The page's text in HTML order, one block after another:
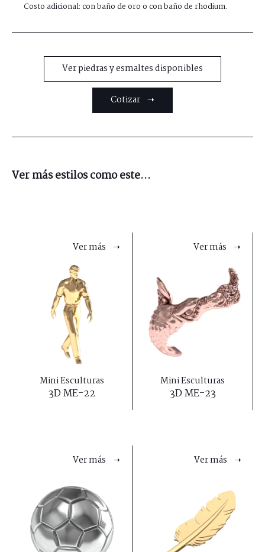
Costo adicional: con baño de oro o con baño de rhodium.
Ver piedras y esmaltes disponibles
Cotizar ➝
Ver más estilos como este...
Ver más ➝
Mini Esculturas
3D ME-22
Ver más ➝
Mini Esculturas
3D ME-23
Ver más ➝ Ver más ➝